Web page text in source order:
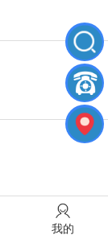
消防安全
我的